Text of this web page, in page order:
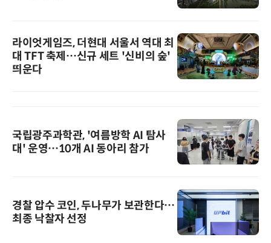
라이엇게임즈, 더현대 서울서 역대 최
대 TFT 축제…신규 세트 '신비의 숲'
띄운다
국립광주과학관, '여름방학 AI 탐사
대' 운영…10개 AI 동아리 참가
경찰 압수 코인, 두나무가 보관한다…
최종 낙찰자 선정